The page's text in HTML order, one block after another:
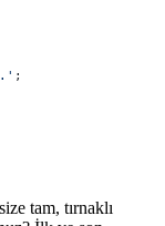
;
tam, tırnaklı